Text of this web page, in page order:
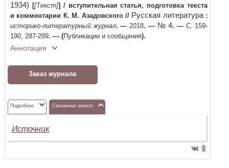
1934) [[Текст]] / вступительная статья, подготовка текста
и комментарии К. М. Азадовского // Русская литература :
историко-литературный журнал. — 2018. — № 4. —С. 159-
190, 287-289. — (Публикации и сообщения).
Аннотация
Заказ журнала
Подробнее Связанные записи
Источник